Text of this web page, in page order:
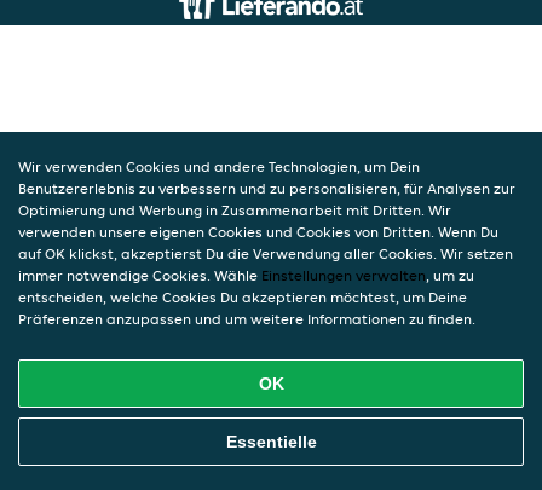
Wir verwenden Cookies und andere Technologien, um Dein
Benutzererlebnis zu verbessern und zu personalisieren, für Analysen zur
Optimierung und Werbung in Zusammenarbeit mit Dritten. Wir
verwenden unsere eigenen Cookies und Cookies von Dritten. Wenn Du
auf OK klickst, akzeptierst Du die Verwendung aller Cookies. Wir setzen
immer notwendige Cookies. Wähle Einstellungen verwalten, um zu
entscheiden, welche Cookies Du akzeptieren möchtest, um Deine
Präferenzen anzupassen und um weitere Informationen zu finden.
OK
Essentielle